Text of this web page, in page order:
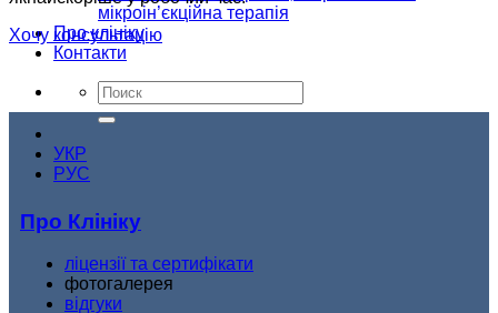
мікроін’єкційна терапія
Про клініку
Контакти
УКР
РУС
Хочу консультацію
Про Клініку
ліцензії та сертифікати
фотогалерея
відгуки